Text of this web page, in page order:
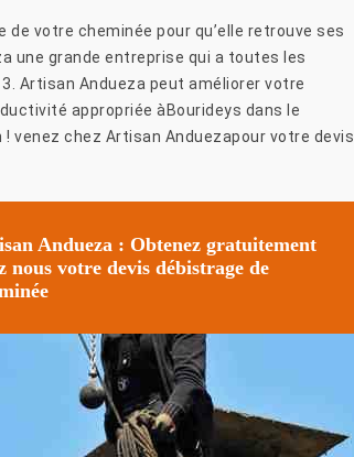
votre cheminée pour qu’elle retrouve ses
une grande entreprise qui a toutes les
Artisan Andueza peut améliorer votre
appropriée àBourideys dans le
venez chez Artisan Anduezapour votre devis
Andueza : Obtenez gratuitement
nous votre devis débistrage de